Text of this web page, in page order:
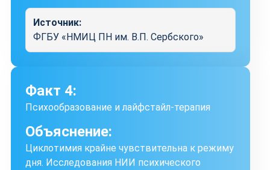
Источник:
ФГБУ «НМИЦ ПН им. В.П. Сербского»
Факт 4:
Психообразование и лайфстайл-терапия
Объяснение:
Циклотимия крайне чувствительна к режиму
дня. Исследования НИИ психического